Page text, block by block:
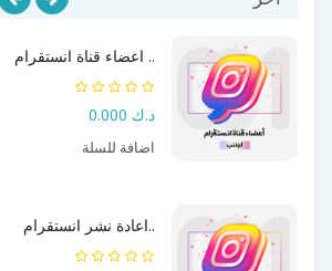
اعضاء قناة انستقرام ..
د.ك 0.000
اضافة للسلة
اعادة نشر انستقرام..